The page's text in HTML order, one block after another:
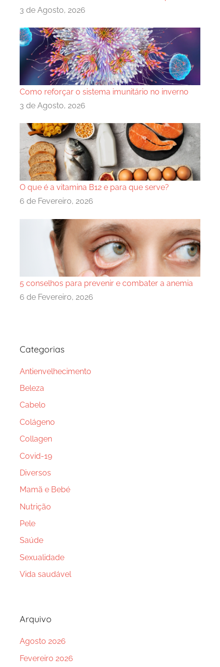
3 de Agosto, 2026
Como reforçar o sistema imunitário no inverno
3 de Agosto, 2026
O que é a vitamina B12 e para que serve?
6 de Fevereiro, 2026
5 conselhos para prevenir e combater a anemia
6 de Fevereiro, 2026
Categorias
Antienvelhecimento
Beleza
Cabelo
Colágeno
Collagen
Covid-19
Diversos
Mamã e Bebé
Nutrição
Pele
Saúde
Sexualidade
Vida saudável
Arquivo
Agosto 2026
Fevereiro 2026